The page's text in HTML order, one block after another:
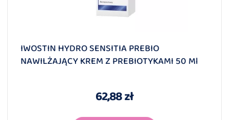
IWOSTIN HYDRO SENSITIA PREBIO
NAWILŻAJĄCY KREM Z PREBIOTYKAMI 50 Ml
62,88 zł